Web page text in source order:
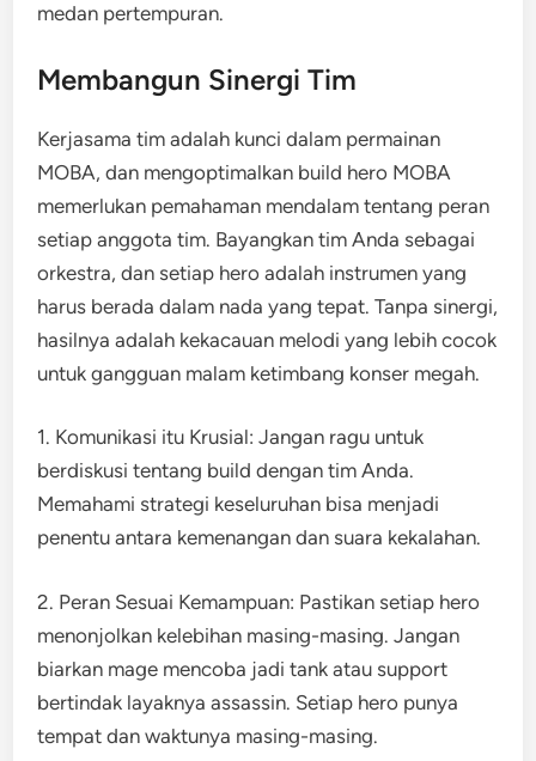
medan pertempuran.
Membangun Sinergi Tim
Kerjasama tim adalah kunci dalam permainan
MOBA, dan mengoptimalkan build hero MOBA
memerlukan pemahaman mendalam tentang peran
setiap anggota tim. Bayangkan tim Anda sebagai
orkestra, dan setiap hero adalah instrumen yang
harus berada dalam nada yang tepat. Tanpa sinergi,
hasilnya adalah kekacauan melodi yang lebih cocok
untuk gangguan malam ketimbang konser megah.
1. Komunikasi itu Krusial: Jangan ragu untuk
berdiskusi tentang build dengan tim Anda.
Memahami strategi keseluruhan bisa menjadi
penentu antara kemenangan dan suara kekalahan.
2. Peran Sesuai Kemampuan: Pastikan setiap hero
menonjolkan kelebihan masing-masing. Jangan
biarkan mage mencoba jadi tank atau support
bertindak layaknya assassin. Setiap hero punya
tempat dan waktunya masing-masing.